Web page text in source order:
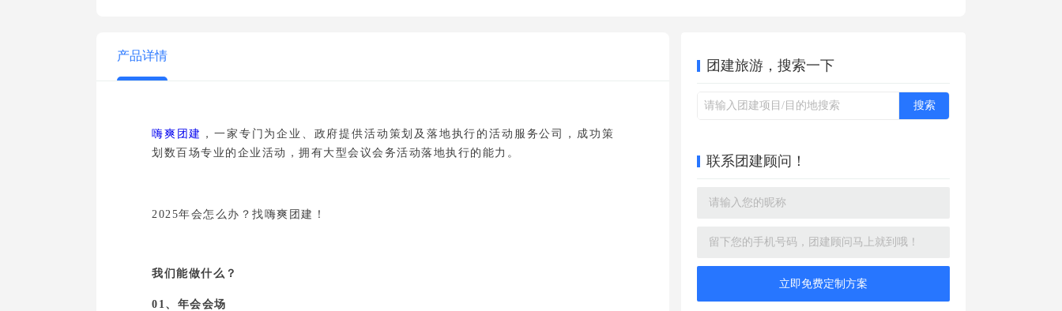
产品详情
嗨爽团建 ，一家专门为企业、政府提供活动策划及落地执行的活动服务公司，成功策
划数百场专业的企业活动，拥有大型会议会务活动落地执行的能力。
2025年会怎么办？找嗨爽团建！
我们能做什么？
01、年会会场
团建旅游，搜索一下
联系团建顾问！
立即免费定制方案